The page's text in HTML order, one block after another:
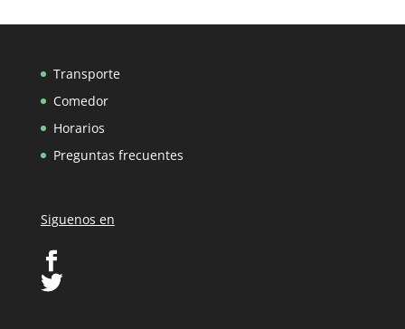
Transporte
Comedor
Horarios
Preguntas frecuentes
Siguenos en